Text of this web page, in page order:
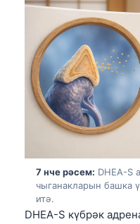
7 нче рәсем: DHEA-S
чыганакларын башка
итә.
DHEA-S күбрәк
فارسی
Български
Dansk
हिन्दी
Bahasa Indonesia
Հայերեն
Íslenska
Српски језик
Svenska